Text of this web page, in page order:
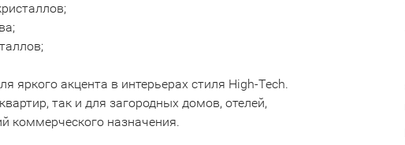
яркого акцента в интерьерах стиля High-Tech.
так и для загородных домов, отелей,
коммерческого назначения.